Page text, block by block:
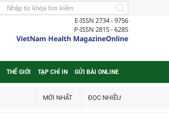
E-ISSN 2734 - 9756
P-ISSN 2815 - 6285
VietNam Health MagazineOnline
THẾ GIỚI TẠP CHÍ IN GỬI BÀI ONLINE
MỚI NHẤT ĐỌC NHIỀU